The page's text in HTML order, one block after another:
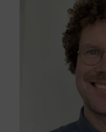
reclamație și vom
ca toate reclamațiile
fie tratate cu
Accesați formularul